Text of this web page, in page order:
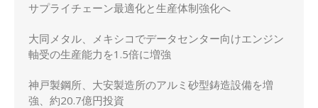
サプライチェーン最適化と生産体制強化へ
大同メタル、メキシコでデータセンター向けエンジン
軸受の生産能力を1.5倍に増強
神戸製鋼所、大安製造所のアルミ砂型鋳造設備を増
強、約20.7億円投資